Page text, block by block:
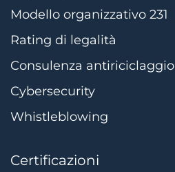
Modello organizzativo 231
Rating di legalità
Consulenza antiriciclaggio
Cybersecurity
Whistleblowing
Certificazioni